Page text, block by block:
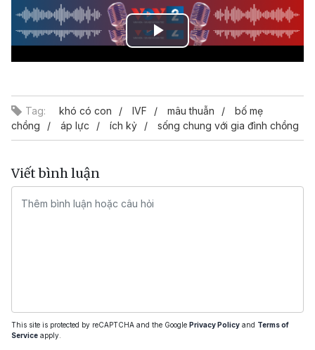
Play
Tag: khó có con IVF mâu thuẫn
bố mẹ
chồng
áp lực ích kỷ sống chung với gia đình chồng
Viết bình luận
This site is protected by reCAPTCHA and the Google Privacy Policy and Terms of
Service apply.